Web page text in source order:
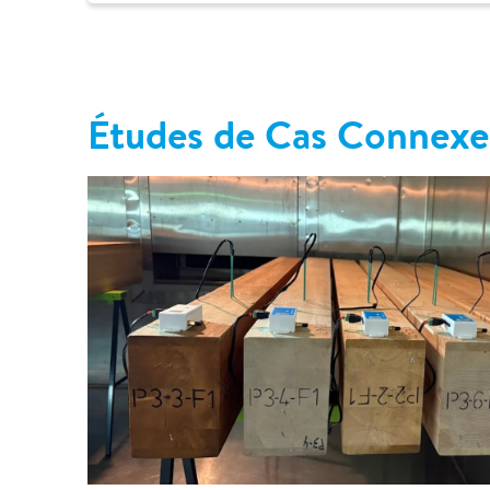
Études de Cas